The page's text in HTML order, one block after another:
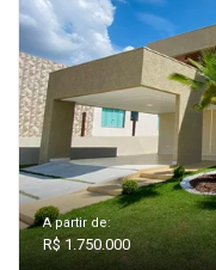
A partir de:
R$ 1.750.000